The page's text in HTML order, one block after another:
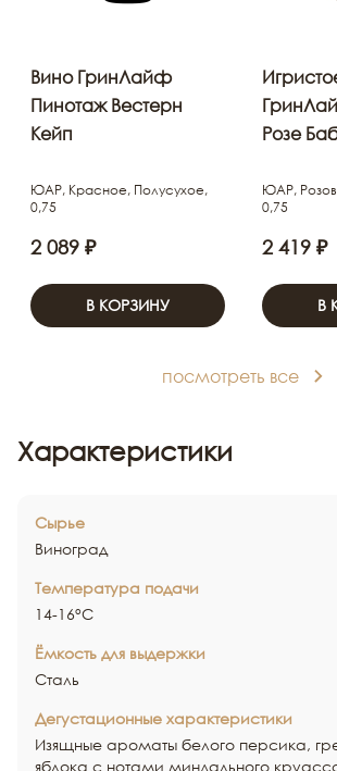
Вино ГринЛайф
Пинотаж Вестерн
Кейп
ЮАР, Красное, Полусухое,
0,75
2 089 ₽
В КОРЗИНУ
Розе
ЮАР,
0,75
2 419 ₽
В
посмотреть все
Характеристики
Сырье
Виноград
Температура подачи
14-16°С
Ёмкость для выдержки
Сталь
Дегустационные характеристики
Изящные ароматы белого персика,
яблока с нотами миндального